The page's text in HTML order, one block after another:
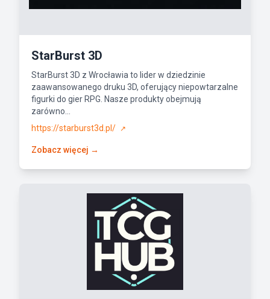
StarBurst 3D
StarBurst 3D z Wrocławia to lider w dziedzinie
zaawansowanego druku 3D, oferujący niepowtarzalne
figurki do gier RPG. Nasze produkty obejmują
zarówno...
https://starburst3d.pl/
↗
Zobacz więcej →